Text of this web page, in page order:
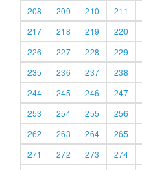
208
209 210 211
217
218 219 220
226
227 228 229
235
236 237 238
244
245 246 247
253
254 255 256
262
263 264 265
271
272 273 274